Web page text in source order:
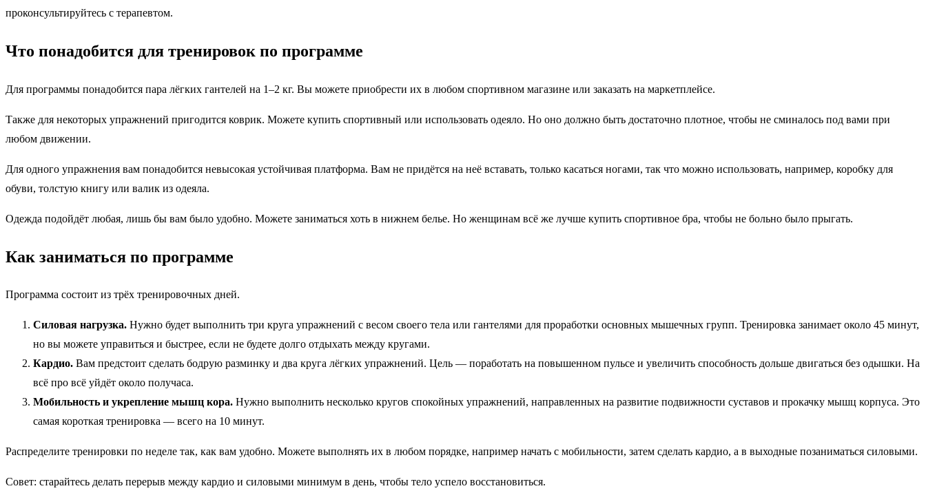
проконсультируйтесь с терапевтом.
Что понадобится для тренировок по программе
Для программы понадобится пара лёгких гантелей на 1–2 кг. Вы можете приобрести их в любом спортивном магазине или заказать на маркетплейсе.
Также для некоторых упражнений пригодится коврик. Можете купить спортивный или использовать одеяло. Но оно должно быть достаточно плотное, чтобы не сминалось под вами при
любом движении.
Для одного упражнения вам понадобится невысокая устойчивая платформа. Вам не придётся на неё вставать, только касаться ногами, так что можно использовать, например, коробку для
обуви, толстую книгу или валик из одеяла.
Одежда подойдёт любая, лишь бы вам было удобно. Можете заниматься хоть в нижнем белье. Но женщинам всё же лучше купить спортивное бра, чтобы не больно было прыгать.
Как заниматься по программе
Программа состоит из трёх тренировочных дней.
Силовая нагрузка. Нужно будет выполнить три круга упражнений с весом своего тела или гантелями для проработки основных мышечных групп. Тренировка занимает около 45 минут,
но вы можете управиться и быстрее, если не будете долго отдыхать между кругами.
Кардио. Вам предстоит сделать бодрую разминку и два круга лёгких упражнений. Цель — поработать на повышенном пульсе и увеличить способность дольше двигаться без одышки. На
всё про всё уйдёт около получаса.
Мобильность и укрепление мышц кора. Нужно выполнить несколько кругов спокойных упражнений, направленных на развитие подвижности суставов и прокачку мышц корпуса. Это
самая короткая тренировка — всего на 10 минут.
Распределите тренировки по неделе так, как вам удобно. Можете выполнять их в любом порядке, например начать с мобильности, затем сделать кардио, а в выходные позаниматься силовыми.
Совет: старайтесь делать перерыв между кардио и силовыми минимум в день, чтобы тело успело восстановиться.